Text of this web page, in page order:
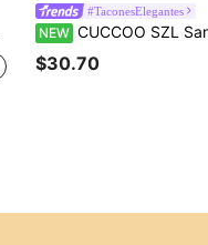
#TaconesElegantes
NEW CUCCOO SZL Sandalias de tacón alto negras para mujer con decoración de lazo, tacón alto
$30.70